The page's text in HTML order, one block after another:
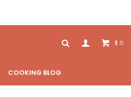
COOKING BLOG
$ 0